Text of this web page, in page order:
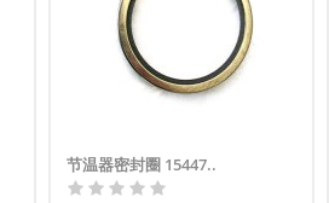
节温器密封圈 15447..